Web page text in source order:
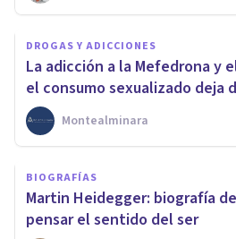
DROGAS Y ADICCIONES
La adicción a la Mefedrona y
el consumo sexualizado deja
Montealminara
BIOGRAFÍAS
Martin Heidegger: biografía
pensar el sentido del ser